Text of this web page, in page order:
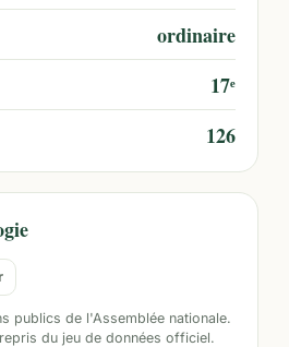
ordinaire
17ᵉ
126
publics de l'Assemblée nationale.
du jeu de données officiel.